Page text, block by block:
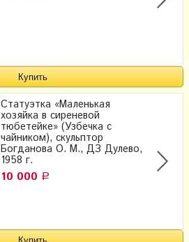
Статуэтка «Маленькая
хозяйка в сиреневой
тюбетейке» (Узбечка с
чайником), скульптор
Богданова О. М., ДЗ Дулево,
1958 г.
10 000 Р